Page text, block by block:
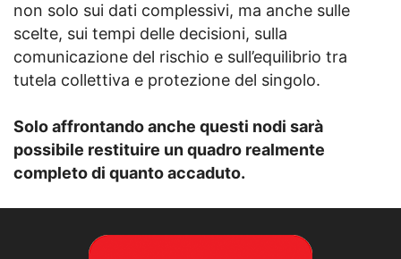
non solo sui dati complessivi, ma anche sulle
scelte, sui tempi delle decisioni, sulla
comunicazione del rischio e sull’equilibrio tra
tutela collettiva e protezione del singolo.
Solo affrontando anche questi nodi sarà
possibile restituire un quadro realmente
completo di quanto accaduto.